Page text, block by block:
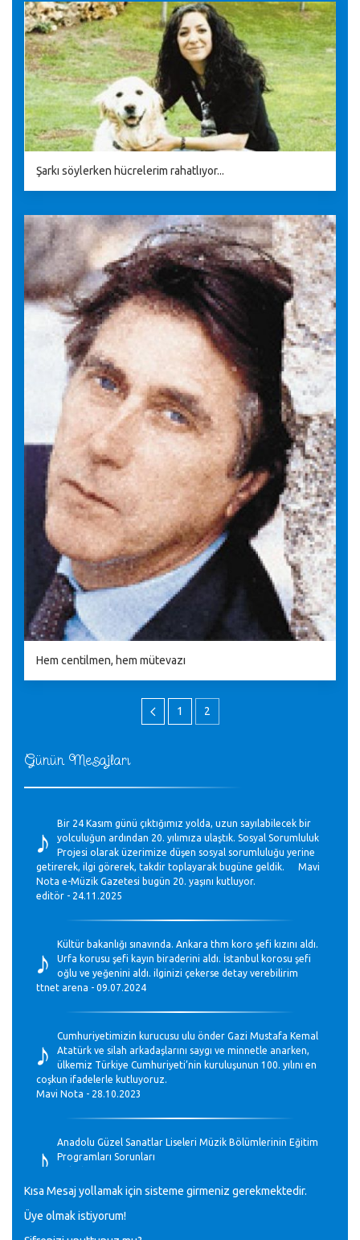
Günün Mesajları
♪
Bir 24 Kasım günü çıktığımız yolda, uzun sayılabilecek bir
yolculuğun ardından 20. yılımıza ulaştık. Sosyal Sorumluluk
Projesi olarak üzerimize düşen sosyal sorumluluğu yerine
getirerek, ilgi görerek, takdir toplayarak bugüne geldik. Mavi
Nota e-Müzik Gazetesi bugün 20. yaşını kutluyor.
editör - 24.11.2025
♪
Kültür bakanlığı sınavında. Ankara thm koro şefi kızını aldı.
Urfa korusu şefi kayın biraderini aldı. İstanbul korosu şefi
oğlu ve yeğenini aldı. ilginizi çekerse detay verebilirim
ttnet arena - 09.07.2024
♪
Cumhuriyetimizin kurucusu ulu önder Gazi Mustafa Kemal
Atatürk ve silah arkadaşlarını saygı ve minnetle anarken,
ülkemiz Türkiye Cumhuriyeti’nin kuruluşunun 100. yılını en
coşkun ifadelerle kutluyoruz.
Mavi Nota - 28.10.2023
♪
Anadolu Güzel Sanatlar Liseleri Müzik Bölümlerinin Eğitim
Programları Sorunları
GEÇMİŞ OLSUN TÜRKİYE!
Mavi Nota - 07.02.2023
Kısa Mesaj yollamak için sisteme girmeniz gerekmektedir.
Üye olmak istiyorum!
Şarkı söylerken hücrelerim rahatlıyor...
Hem centilmen, hem mütevazı
1 2